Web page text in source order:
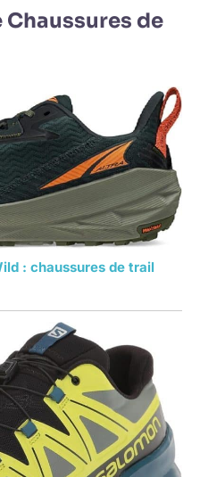
de
: chaussures de trail